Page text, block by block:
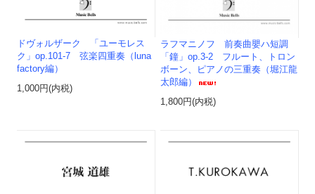
ドヴォルザーク 「ユーモレス
ク」op.101-7 弦楽四重奏（luna
factory編）
1,000円(内税)
ラフマニノフ 前奏曲嬰ハ短調
「鐘」op.3-2 フルート、トロン
ボーン、ピアノの三重奏（堀江龍
太郎編）
1,800円(内税)